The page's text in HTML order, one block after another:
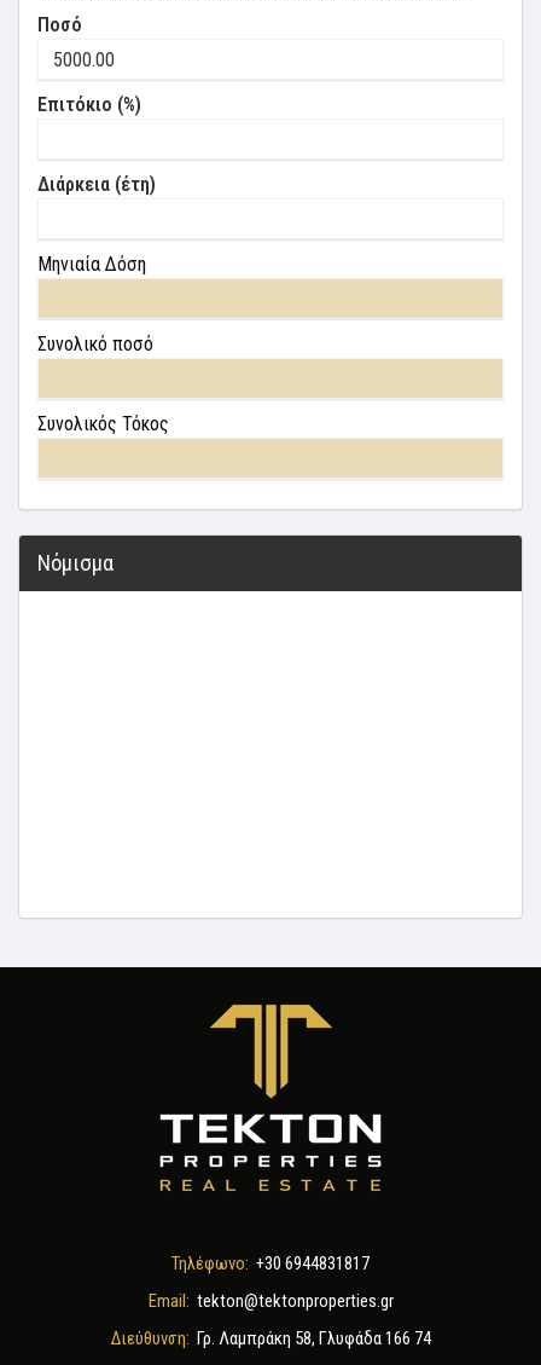
Ποσό
Επιτόκιο (%)
Διάρκεια (έτη)
Μηνιαία Δόση
Συνολικό ποσό
Συνολικός Τόκος
Νόμισμα
Τηλέφωνο: +30 6944831817
Email: tekton@tektonproperties.gr
Διεύθυνση: Γρ. Λαμπράκη 58, Γλυφάδα 166 74